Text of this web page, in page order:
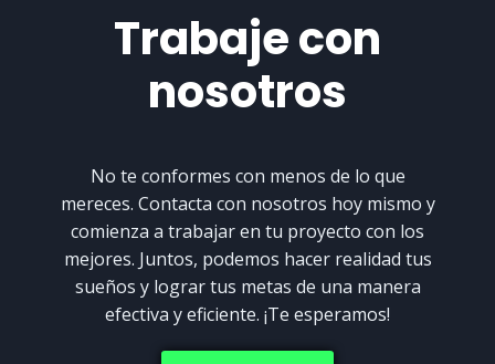
Trabaje con
nosotros
No te conformes con menos de lo que
mereces. Contacta con nosotros hoy mismo y
comienza a trabajar en tu proyecto con los
mejores. Juntos, podemos hacer realidad tus
sueños y lograr tus metas de una manera
efectiva y eficiente. ¡Te esperamos!